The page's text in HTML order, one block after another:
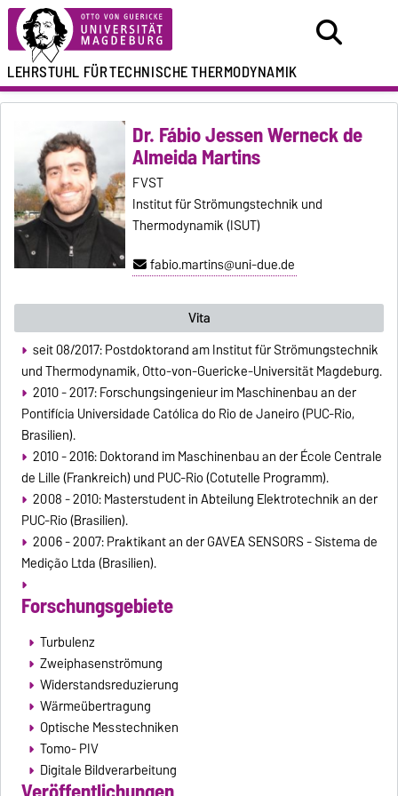
LEHRSTUHL FÜRTECHNISCHE THERMODYNAMIK
Dr. Fábio Jessen Werneck de
Almeida Martins
FVST
Institut für Strömungstechnik und
Thermodynamik (ISUT)
fabio.martins@uni-due.de
Vita
seit 08/2017: Postdoktorand am Institut für Strömungstechnik
und Thermodynamik, Otto-von-Guericke-Universität Magdeburg.
2010 - 2017: Forschungsingenieur im Maschinenbau an der
Pontifícia Universidade Católica do Rio de Janeiro (PUC-Rio,
Brasilien).
2010 - 2016: Doktorand im Maschinenbau an der École Centrale
de Lille (Frankreich) und PUC-Rio (Cotutelle Programm).
2008 - 2010: Masterstudent in Abteilung Elektrotechnik an der
PUC-Rio (Brasilien).
2006 - 2007: Praktikant an der GAVEA SENSORS - Sistema de
Medição Ltda (Brasilien).
Forschungsgebiete
Turbulenz
Zweiphasenströmung
Widerstandsreduzierung
Wärmeübertragung
Optische Messtechniken
Tomo- PIV
Digitale Bildverarbeitung